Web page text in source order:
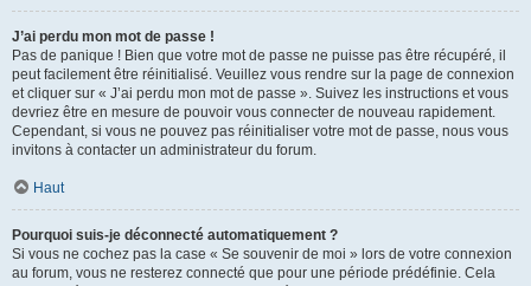
J’ai perdu mon mot de passe !
Pas de panique ! Bien que votre mot de passe ne puisse pas être récupéré, il
peut facilement être réinitialisé. Veuillez vous rendre sur la page de connexion
et cliquer sur « J’ai perdu mon mot de passe ». Suivez les instructions et vous
devriez être en mesure de pouvoir vous connecter de nouveau rapidement.
Cependant, si vous ne pouvez pas réinitialiser votre mot de passe, nous vous
invitons à contacter un administrateur du forum.
Haut
Pourquoi suis-je déconnecté automatiquement ?
Si vous ne cochez pas la case « Se souvenir de moi » lors de votre connexion
au forum, vous ne resterez connecté que pour une période prédéfinie. Cela